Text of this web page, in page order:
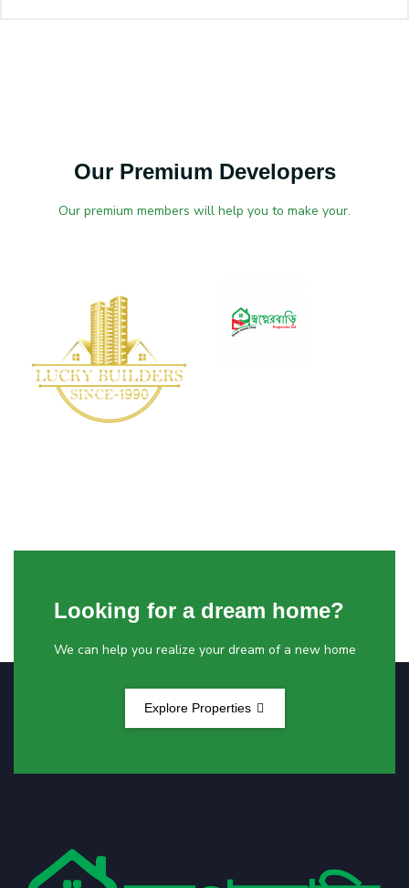
Our Premium Developers
Our premium members will help you to make your.
Looking for a dream home?
We can help you realize your dream of a new home
Explore Properties